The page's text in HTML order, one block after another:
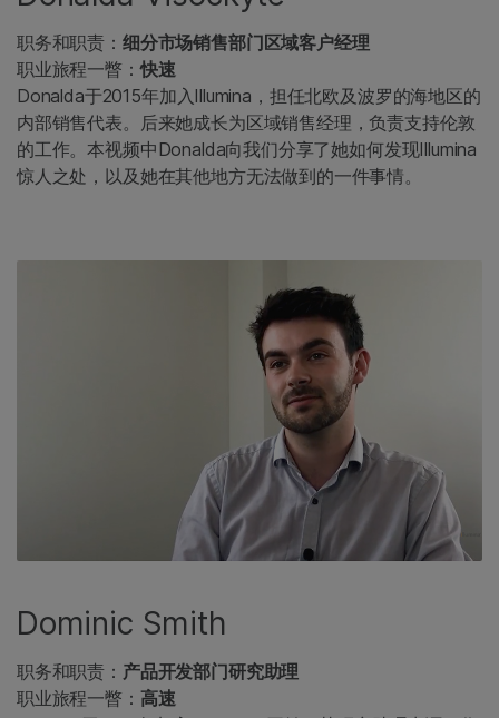
职务和职责： 细分市场销售部门区域客户经理
职业旅程一瞥：快速
Donalda于2015年加入Illumina，担任北欧及波罗的海地区的
内部销售代表。后来她成长为区域销售经理，负责支持伦敦
的工作。本视频中Donalda向我们分享了她如何发现Illumina
惊人之处，以及她在其他地方无法做到的一件事情。
Dominic Smith
职务和职责： 产品开发部门研究助理
职业旅程一瞥： 高速